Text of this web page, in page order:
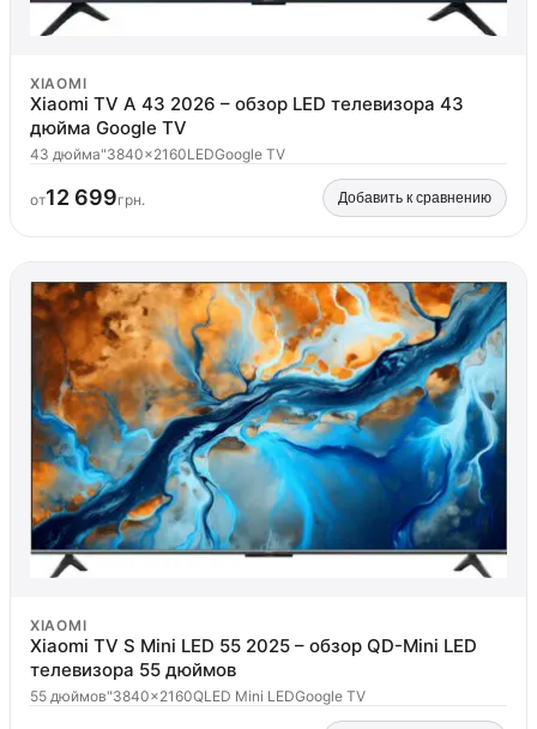
XIAOMI
Xiaomi TV A 43 2026 – обзор LED телевизора 43
дюйма Google TV
43 дюйма"3840x2160LEDGoogle TV
от12 699грн. Добавить к сравнению
XIAOMI
Xiaomi TV S Mini LED 55 2025 – обзор QD-Mini LED
телевизора 55 дюймов
55 дюймов"3840x2160QLED Mini LEDGoogle TV